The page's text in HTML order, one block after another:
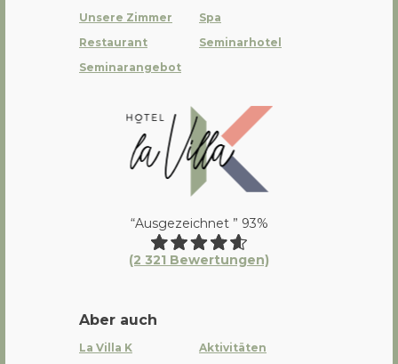
Unsere Zimmer
Spa
Restaurant
Seminarhotel
Seminarangebot
La Villa K Hôtel Spa Restaurant
“Ausgezeichnet ” 93%
(2 321 Bewertungen)
Aber auch
La Villa K
Aktivitäten